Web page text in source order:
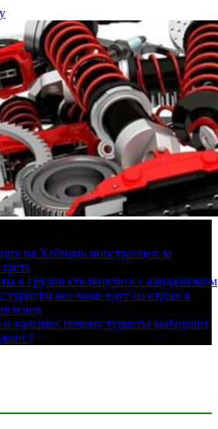
на Хайнань иностранцев за
в Грузии столкнулись с вандализмом
туристы все чаще едут на отдых в
и красиво: почему туристы выбирают